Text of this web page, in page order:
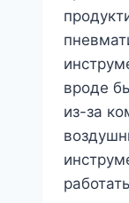
вроде
из-за